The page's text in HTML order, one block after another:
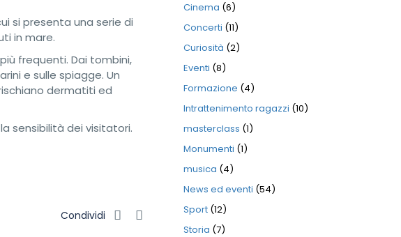
si presenta una serie di
in mare.
frequenti. Dai tombini,
e sulle spiagge. Un
dermatiti ed
sensibilità dei visitatori.
Condividi
Cinema (6)
Concerti (11)
Curiosità (2)
Eventi (8)
Formazione (4)
Intrattenimento ragazzi (10)
masterclass (1)
Monumenti (1)
musica (4)
News ed eventi (54)
Sport (12)
Storia (7)